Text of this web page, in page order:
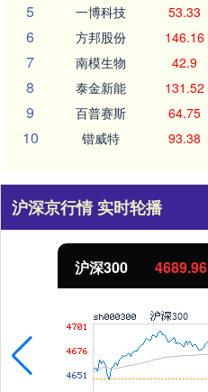
5 一博科技 53.33
6 方邦股份 146.16
7 南模生物 42.9
8 泰金新能 131.52
9 百普赛斯 64.75
10 锴威特 93.38
沪深京行情 实时轮播
北证50 1129.72